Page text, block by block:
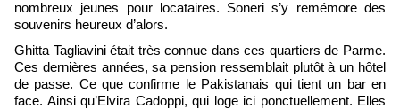
nombreux jeunes pour locataires. Soneri s’y remémore des
souvenirs heureux d’alors.
Ghitta Tagliavini était très connue dans ces quartiers de Parme.
Ces dernières années, sa pension ressemblait plutôt à un hôtel
de passe. Ce que confirme le Pakistanais qui tient un bar en
face. Ainsi qu’Elvira Cadoppi, qui loge ici ponctuellement. Elles